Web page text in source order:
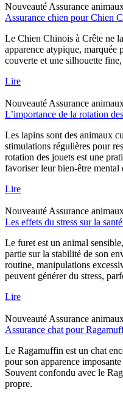
Nouveauté Assurance
Assurance chien pour Chien
Le Chien Chinois à Crête ne
apparence atypique, marquée
couverte et une silhouette
Lire
Nouveauté Assurance
L’importance de la rotation
Les lapins sont des animaux
stimulations régulières pour
rotation des jouets est une
favoriser leur bien-être mental
Lire
Nouveauté Assurance
Les effets du stress sur la
Le furet est un animal
partie sur la stabilité de son
routine, manipulations
peuvent générer du stress,
Lire
Nouveauté Assurance
Assurance chat pour
Le Ragamuffin est un chat
pour son apparence
Souvent confondu avec le
propre.